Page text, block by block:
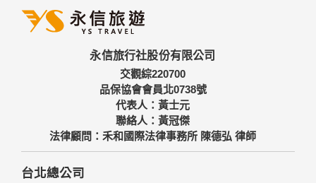
永信旅行社股份有限公司
交觀綜220700
品保協會會員北0738號
代表人：黃士元
聯絡人：黃冠傑
法律顧問：禾和國際法律事務所 陳德弘 律師
台北總公司